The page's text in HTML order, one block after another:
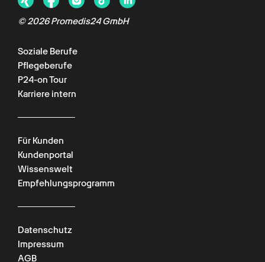
©2026Promedis24 GmbH
Soziale Berufe
Pflegeberufe
P24-on Tour
Karriere intern
Für Kunden
Kundenportal
Wissenswelt
Empfehlungsprogramm
Datenschutz
Impressum
AGB